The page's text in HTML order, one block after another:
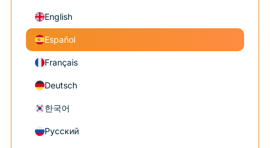
English
Español
Français
Deutsch
한국어
Русский